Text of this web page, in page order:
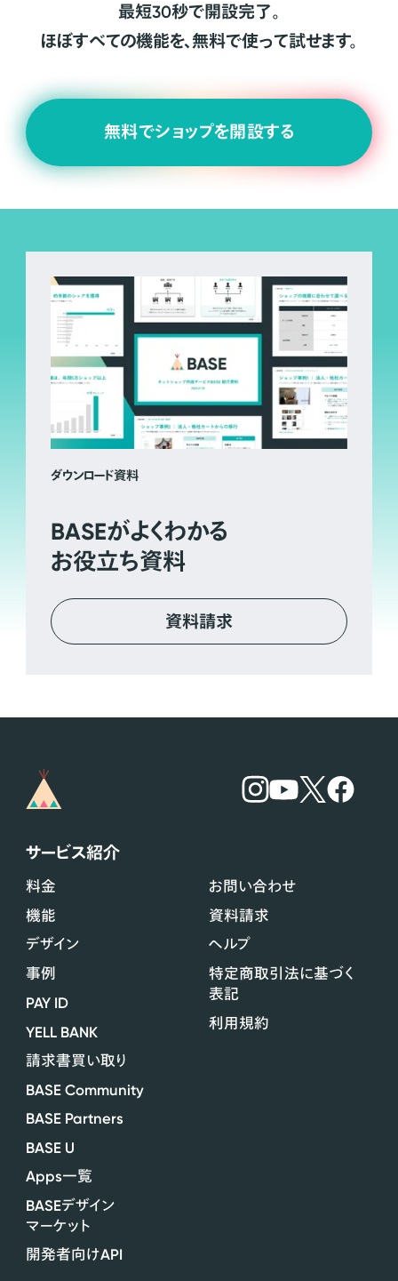
最短30秒で開設完了。
ほぼすべての機能を、無料で使って試せます。
無料でショップを開設する
ダウンロード資料
BASEがよくわかる
お役立ち資料
資料請求
サービス紹介
料金
機能
デザイン
事例
PAY ID
YELL BANK
請求書買い取り
BASE Community
BASE Partners
BASE U
Apps一覧
BASEデザイン
マーケット
開発者向けAPI
お問い合わせ
資料請求
ヘルプ
特定商取引法に基づく
表記
利用規約